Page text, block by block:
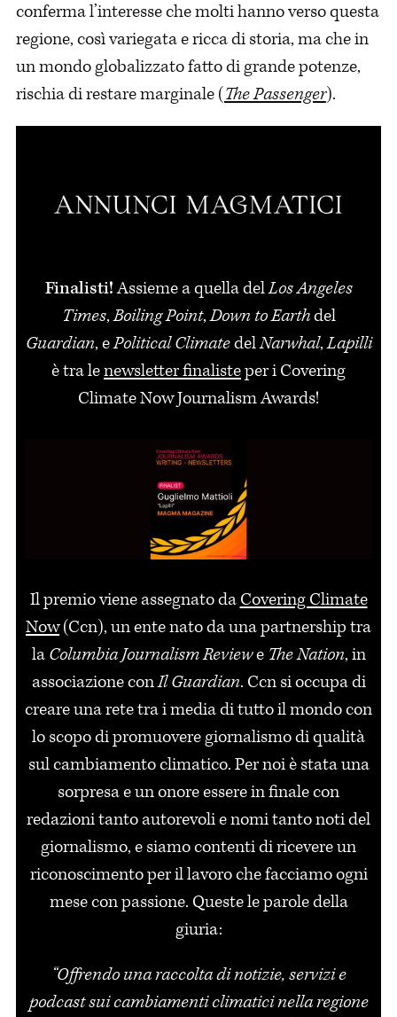
conferma l’interesse che molti hanno verso questa
regione, così variegata e ricca di storia, ma che in
un mondo globalizzato fatto di grande potenze,
rischia di restare marginale (The Passenger).
Finalisti!Assieme a quella delLos Angeles
Times,Boiling Point,Down to Earthdel
Guardian, ePolitical ClimatedelNarwhal,Lapilli
è tra lenewsletter finalisteper i Covering
Climate Now Journalism Awards!
Il premio viene assegnato daCovering Climate
Now(Ccn), un ente nato da una partnership tra
laColumbia Journalism Reviewe The Nation, in
associazione conIl Guardian. Ccn si occupa di
creare una rete tra i media di tutto il mondo con
lo scopo di promuovere giornalismo di qualità
sul cambiamento climatico. Per noi è stata una
sorpresa e un onore essere in finale con
redazioni tanto autorevoli e nomi tanto noti del
giornalismo, e siamo contenti di ricevere un
riconoscimento per il lavoro che facciamo ogni
mese con passione. Queste le parole della
giuria:
“Offrendo una raccolta di notizie, servizi e
podcast sui cambiamenti climatici nella regione